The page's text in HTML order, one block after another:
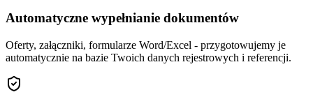
Automatyczne wypełnianie dokumentów
Oferty, załączniki, formularze Word/Excel - przygotowujemy je
automatycznie na bazie Twoich danych rejestrowych i referencji.